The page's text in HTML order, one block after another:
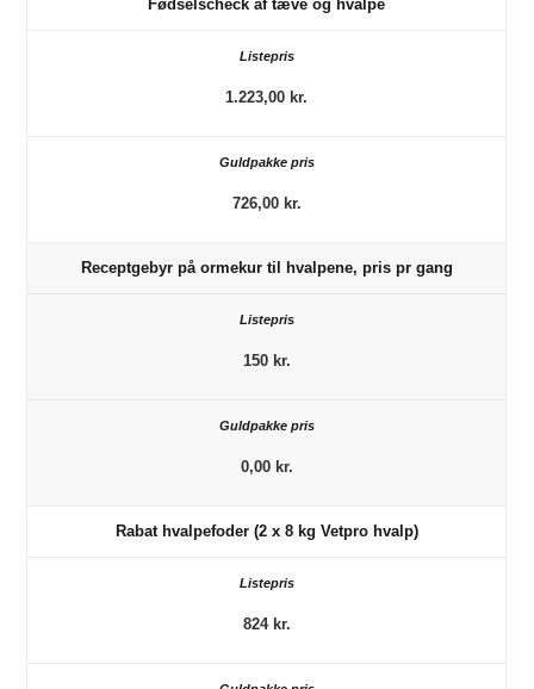
Fødselscheck af tæve og hvalpe
1.223,00 kr.
726,00 kr.
Receptgebyr på ormekur til hvalpene, pris pr gang
150 kr.
0,00 kr.
Rabat hvalpefoder (2 x 8 kg Vetpro hvalp)
824 kr.